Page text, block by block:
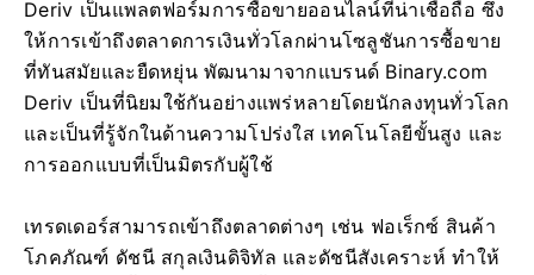
Deriv เป็นแพลตฟอร์มการซื้อขายออนไลน์ที่น่าเชื่อถือ ซึ่ง
ให้การเข้าถึงตลาดการเงินทั่วโลกผ่านโซลูชันการซื้อขาย
ที่ทันสมัยและยืดหยุ่น พัฒนามาจากแบรนด์ Binary.com
Deriv เป็นที่นิยมใช้กันอย่างแพร่หลายโดยนักลงทุนทั่วโลก
และเป็นที่รู้จักในด้านความโปร่งใส เทคโนโลยีขั้นสูง และ
การออกแบบที่เป็นมิตรกับผู้ใช้
เทรดเดอร์สามารถเข้าถึงตลาดต่างๆ เช่น ฟอเร็กซ์ สินค้า
โภคภัณฑ์ ดัชนี สกุลเงินดิจิทัล และดัชนีสังเคราะห์ ทำให้